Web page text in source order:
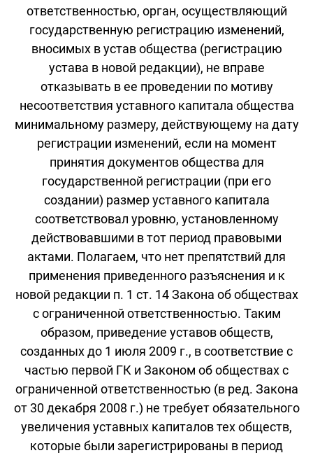
ответственностью, орган, осуществляющий
государственную регистрацию изменений,
вносимых в устав общества (регистрацию
устава в новой редакции), не вправе
отказывать в ее проведении по мотиву
несоответствия уставного капитала общества
минимальному размеру, действующему на дату
регистрации изменений, если на момент
принятия документов общества для
государственной регистрации (при его
создании) размер уставного капитала
соответствовал уровню, установленному
действовавшими в тот период правовыми
актами. Полагаем, что нет препятствий для
применения приведенного разъяснения и к
новой редакции п. 1 ст. 14 Закона об обществах
с ограниченной ответственностью. Таким
образом, приведение уставов обществ,
созданных до 1 июля 2009 г., в соответствие с
частью первой ГК и Законом об обществах с
ограниченной ответственностью (в ред. Закона
от 30 декабря 2008 г.) не требует обязательного
увеличения уставных капиталов тех обществ,
которые были зарегистрированы в период